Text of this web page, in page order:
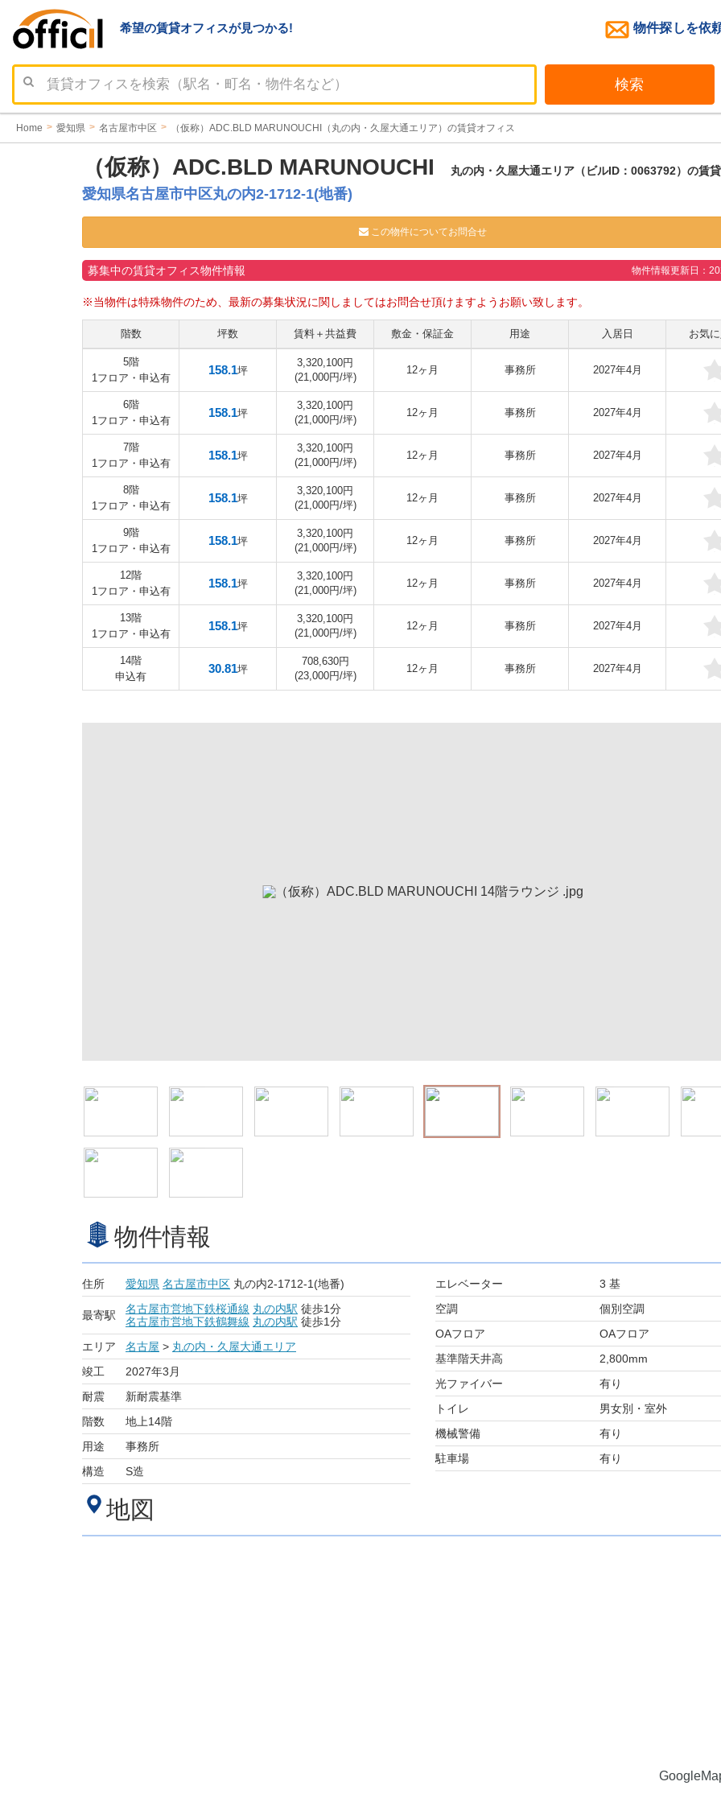
希望の賃貸オフィスが見つかる! 物件探しを依
検索
Home 愛知県 名古屋市中区 （仮称）ADC.BLD MARUNOUCHI（丸の内・久屋大通エリア）の賃貸オフィス
（仮称）ADC.BLD MARUNOUCHI 丸の内・久屋大通エリア（ビルID：0063792）の賃
愛知県名古屋市中区丸の内2-1712-1(地番)
この物件についてお問合せ
募集中の賃貸オフィス物件情報 物件情報更新日：
※当物件は特殊物件のため、最新の募集状況に関しましてはお問合せ頂けますようお願い致します。
階数 坪数 賃料＋共益費 敷金・保証金 用途 入居日 お気
5階
1フロア・申込有
158.1坪
3,320,100円
(21,000円/坪)
12ヶ月 事務所 2027年4月
6階
1フロア・申込有
158.1坪
3,320,100円
(21,000円/坪)
12ヶ月 事務所 2027年4月
7階
1フロア・申込有
158.1坪
3,320,100円
(21,000円/坪)
12ヶ月 事務所 2027年4月
8階
1フロア・申込有
158.1坪
3,320,100円
(21,000円/坪)
12ヶ月 事務所 2027年4月
9階
1フロア・申込有
158.1坪
3,320,100円
(21,000円/坪)
12ヶ月 事務所 2027年4月
12階
1フロア・申込有
158.1坪
3,320,100円
(21,000円/坪)
12ヶ月 事務所 2027年4月
13階
1フロア・申込有
158.1坪
3,320,100円
(21,000円/坪)
12ヶ月 事務所 2027年4月
14階
申込有
30.81坪
708,630円
(23,000円/坪)
12ヶ月 事務所 2027年4月
物件情報
住所 愛知県 名古屋市中区 丸の内2-1712-1(地番)
最寄駅 名古屋市営地下鉄桜通線 丸の内駅 徒歩1分
名古屋市営地下鉄鶴舞線 丸の内駅 徒歩1分
エリア
名古屋 > 丸の内・久屋大通エリア
竣工
2027年3月
耐震
新耐震基準
階数
地上14階
用途
事務所
構造
S造
エレベーター
3 基
空調
個別空調
OAフロア
OAフロア
基準階天井高
2,800mm
光ファイバー
有り
トイレ
男女別・室外
機械警備
有り
駐車場
有り
地図